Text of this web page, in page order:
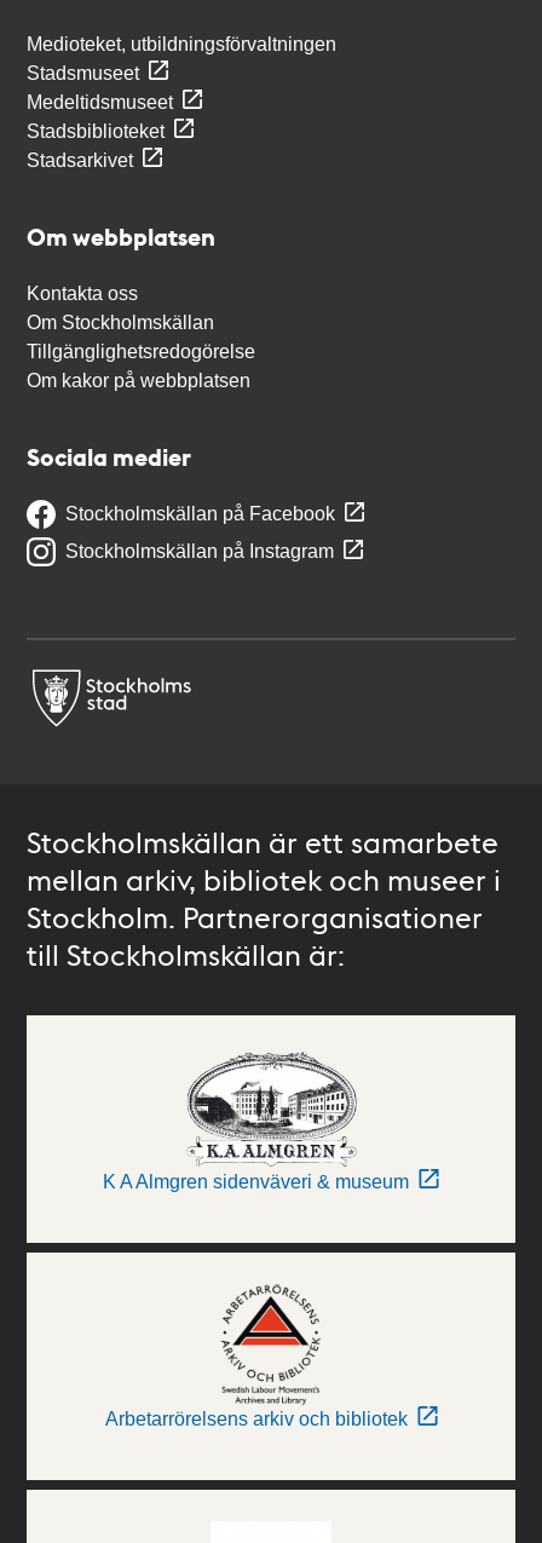
Medioteket, utbildningsförvaltningen
Stadsmuseet
Medeltidsmuseet
Stadsbiblioteket
Stadsarkivet
Om webbplatsen
Kontakta oss
Om Stockholmskällan
Tillgänglighetsredogörelse
Om kakor på webbplatsen
Sociala medier
Stockholmskällan på Facebook
Stockholmskällan på Instagram
Stockholmskällan är ett samarbete
mellan arkiv, bibliotek och museer i
Stockholm. Partnerorganisationer
till Stockholmskällan är:
K A Almgren sidenväveri & museum
Arbetarrörelsens arkiv och bibliotek